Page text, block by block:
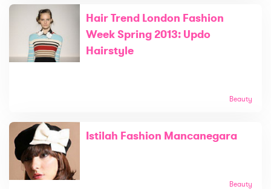
Hair Trend London Fashion
Week Spring 2013: Updo
Hairstyle
Beauty
Istilah Fashion Mancanegara
Beauty